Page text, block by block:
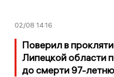
02/08 14:16
Поверил в
Липецкой области
до смерти 97-